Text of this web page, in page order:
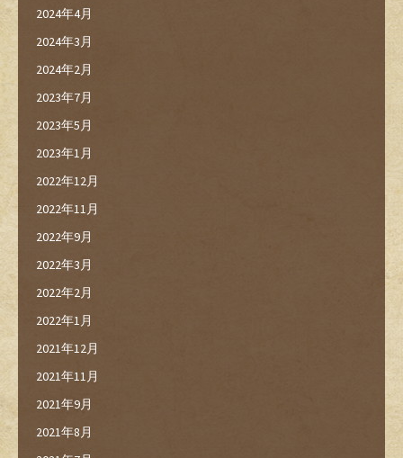
2024年4月
2024年3月
2024年2月
2023年7月
2023年5月
2023年1月
2022年12月
2022年11月
2022年9月
2022年3月
2022年2月
2022年1月
2021年12月
2021年11月
2021年9月
2021年8月